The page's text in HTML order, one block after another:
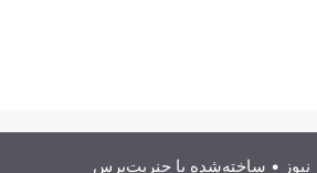
• ساخته‌شده با جنریت‌پرس